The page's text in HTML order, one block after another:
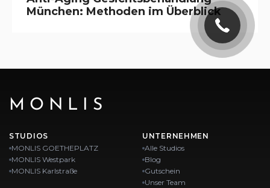
München: Methoden im Überblick
MONLIS
STUDIOS
MONLIS GOETHEPLATZ
MONLIS Westpark
MONLIS Karlstraße
UNTERNEHMEN
Alle Studios
Blog
Gutschein
Unser Team